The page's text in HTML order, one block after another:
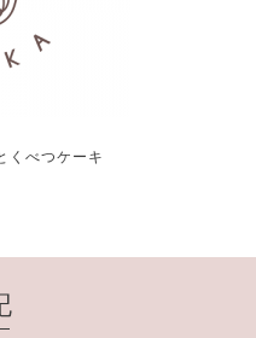
べつケーキ